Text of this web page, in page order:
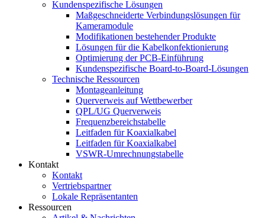
Kundenspezifische Lösungen
Maßgeschneiderte Verbindungslösungen für
Kameramodule
Modifikationen bestehender Produkte
Lösungen für die Kabelkonfektionierung
Optimierung der PCB-Einführung
Kundenspezifische Board-to-Board-Lösungen
Technische Ressourcen
Montageanleitung
Querverweis auf Wettbewerber
QPL/UG Querverweis
Frequenzbereichstabelle
Leitfaden für Koaxialkabel
Leitfaden für Koaxialkabel
VSWR-Umrechnungstabelle
Kontakt
Kontakt
Vertriebspartner
Lokale Repräsentanten
Ressourcen